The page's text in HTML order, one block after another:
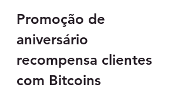
Promoção de
aniversário
recompensa clientes
com Bitcoins